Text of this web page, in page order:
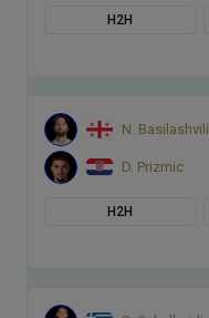
H2H
N. Basilashvili
D. Prizmic
H2H